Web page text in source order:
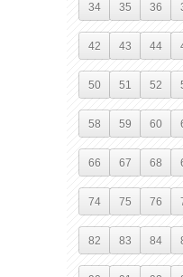
34 35 36
42 43 44
50 51 52
58 59 60
66 67 68
74 75 76
82 83 84